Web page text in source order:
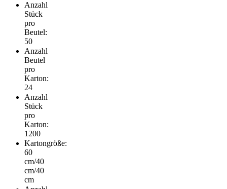
Anzahl
Stück
pro
Beutel:
50
Anzahl
Beutel
pro
Karton:
24
Anzahl
Stück
pro
Karton:
1200
Kartongröße:
60
cm/40
cm/40
cm